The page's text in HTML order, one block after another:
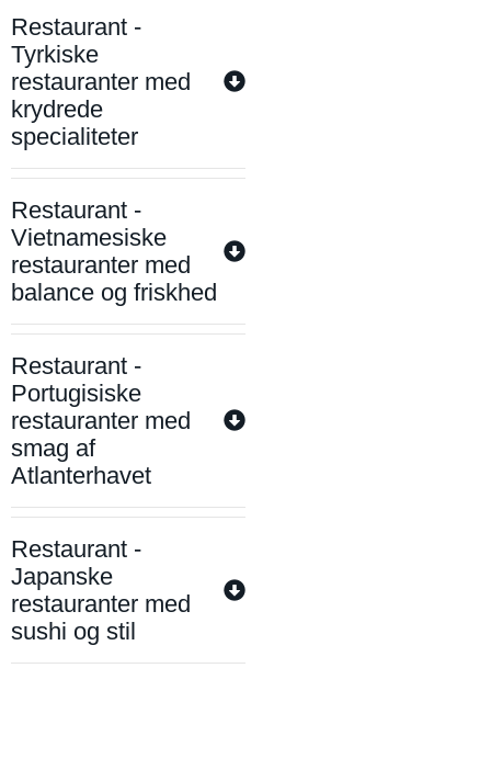
Restaurant -
Tyrkiske
restauranter med
krydrede
specialiteter
Restaurant -
Vietnamesiske
restauranter med
balance og friskhed
Restaurant -
Portugisiske
restauranter med
smag af
Atlanterhavet
Restaurant -
Japanske
restauranter med
sushi og stil